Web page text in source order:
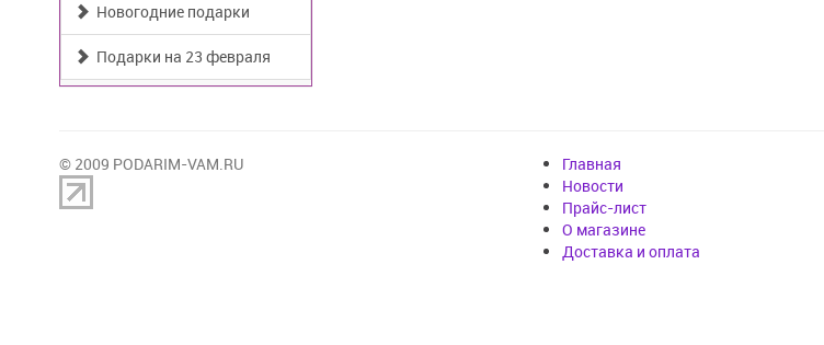
Новогодние подарки
Подарки на 23 февраля
© 2009 PODARIM-VAM.RU
Главная
Новости
Прайс-лист
О магазине
Доставка и оплата